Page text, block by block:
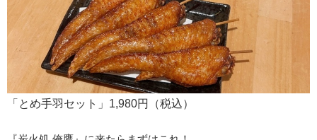
「とめ手羽セット」1,980円（税込）